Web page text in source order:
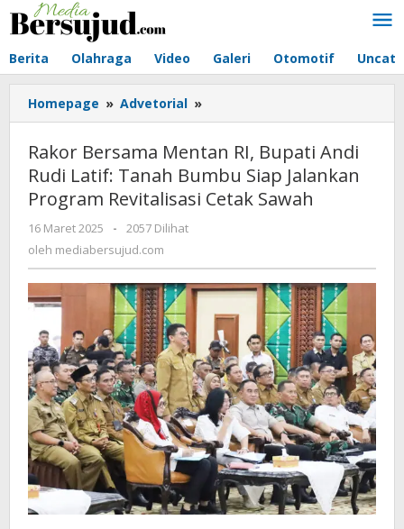
Lewati
Berita Olahraga Video Galeri Otomotif
Homepage » Advetorial »
Bersama
RI,
Bupati
Andi
Bumbu
Siap
Jalankan
Program
Revitalisasi
Cetak
Sawah
Rakor Bersama Mentan RI, Bupati Andi
Rudi Latif: Tanah Bumbu Siap Jalankan
Program Revitalisasi Cetak Sawah
16 Maret 2025
oleh
mediabersujud.com
-
2057 Dilihat
oleh mediabersujud.com